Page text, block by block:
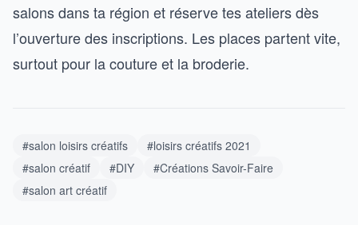
salons dans ta région et réserve tes ateliers dès
l’ouverture des inscriptions. Les places partent vite,
surtout pour la couture et la broderie.
#salon loisirs créatifs
#loisirs créatifs 2021
#salon créatif
#DIY
#Créations Savoir-Faire
#salon art créatif